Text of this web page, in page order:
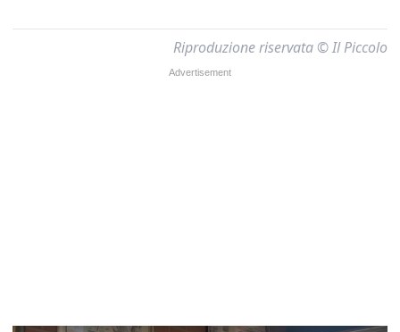
Riproduzione riservata © Il Piccolo